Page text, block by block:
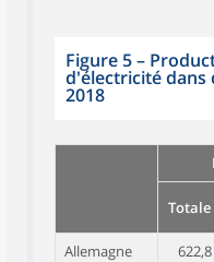
Figure 5–
d'électricité dans
2018
Totale
Allemagne
622,8